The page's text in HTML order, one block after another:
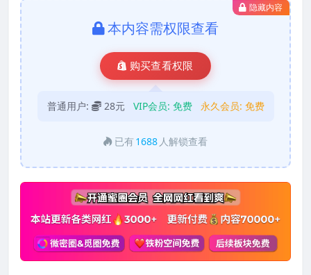
隐藏内容
本内容需权限查看
购买查看权限
普通用户: 28元 VIP会员: 免费 永久会员: 免费
已有 1688 人解锁查看